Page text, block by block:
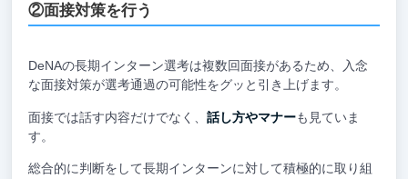
②面接対策を行う
DeNAの長期インターン選考は複数回面接があるため、入念
な面接対策が選考通過の可能性をグッと引き上げます。
面接では話す内容だけでなく、 話し方やマナーも見ていま
す。
総合的に判断をして長期インターンに対して積極的に取り組